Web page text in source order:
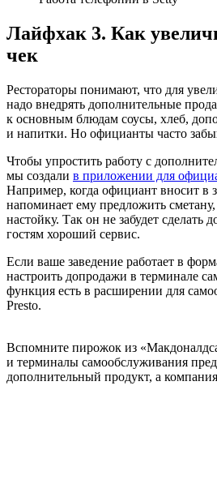
Лайфхак 3. Как
чек
Рестораторы понимают, что для
надо внедрять дополнительные
к основным блюдам соусы, хлеб,
и напитки. Но официанты часто
Чтобы упростить работу с
мы создали в приложении для
Например, когда официант вносит в
напоминает ему предложить
настойку. Так он не забудет сделать
гостям хороший сервис.
Если ваше заведение работает в
настроить допродажи в терминале
функция есть в расширении для
Presto.
Вспомните пирожок из
и терминалы самообслуживания
дополнительный продукт, а